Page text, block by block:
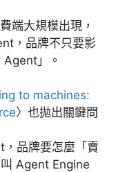
端大規模出現，
，品牌不只要影
」。
to machines:
〉也拋出關鍵問
品牌要怎麼「賣
Agent Engine